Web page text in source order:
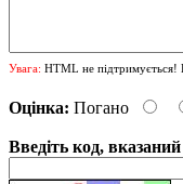
Увага: HTML не підтримується!
Оцінка: Погано
Введіть код,